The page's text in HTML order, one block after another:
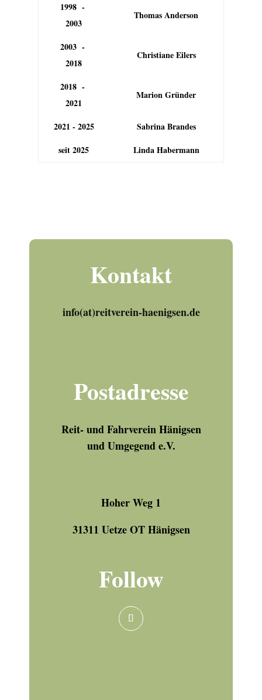
1998 -
2003
Thomas Anderson
2003 -
2018
Christiane Eilers
2018 -
2021
Marion Gründer
2021 - 2025
Sabrina Brandes
seit 2025
Linda Habermann
Kontakt
info(at)reitverein-haenigsen.de
Postadresse
Reit- und Fahrverein Hänigsen
und Umgegend e.V.
Hoher Weg 1
31311 Uetze OT Hänigsen
Follow